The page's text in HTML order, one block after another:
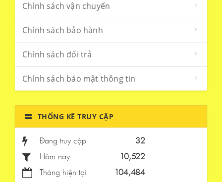
Chính sách vận chuyển
Chính sách bảo hành
Chính sách đổi trả
Chính sách bảo mật thông tin
THỐNG KÊ TRUY CẬP
Đang truy cập
32
Hôm nay
10,522
Tháng hiện tại
104,484